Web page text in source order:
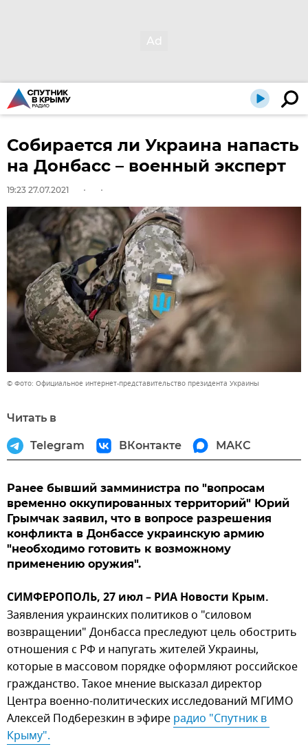
Собирается ли Украина напасть
на Донбасс – военный эксперт
19:23 27.07.2021
© Фото: Официальное интернет-представительство президента Украины
Читать в
Telegram ВКонтакте МАКС
Ранее бывший замминистра по "вопросам
временно оккупированных территорий" Юрий
Грымчак заявил, что в вопросе разрешения
конфликта в Донбассе украинскую армию
"необходимо готовить к возможному
применению оружия".
СИМФЕРОПОЛЬ, 27 июл – РИА Новости Крым.
Заявления украинских политиков о "силовом
возвращении" Донбасса преследуют цель обострить
отношения с РФ и напугать жителей Украины,
которые в массовом порядке оформляют российское
гражданство. Такое мнение высказал директор
Центра военно-политических исследований МГИМО
Алексей Подберезкин в эфире радио "Спутник в
Крыму".